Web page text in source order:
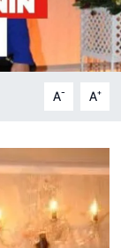
A- A+